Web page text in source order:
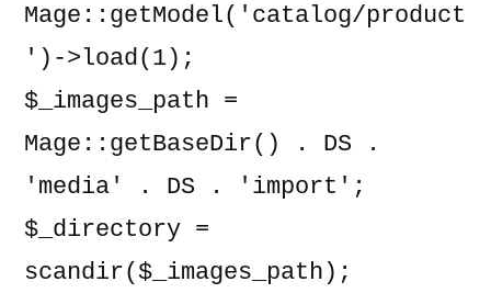
Mage::getModel('catalog/product
')->load(1);
$_images_path =
Mage::getBaseDir() . DS .
'media' . DS . 'import';
$_directory =
scandir($_images_path);